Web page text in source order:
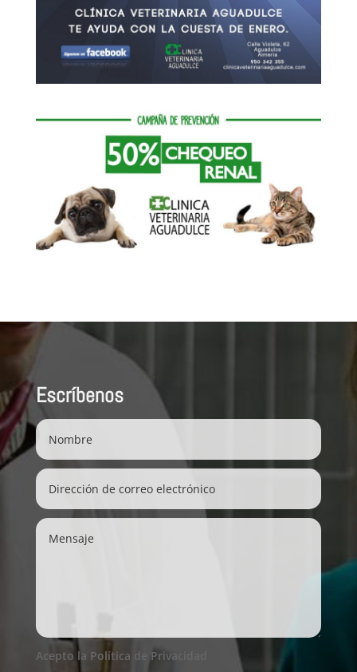
Escríbenos
Acepto la Política de Privacidad